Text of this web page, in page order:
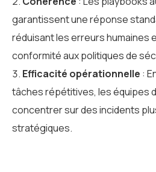
garantissent une réponse
réduisant les erreurs humaines
conformité aux politiques de
Efficacité opérationnelle :
tâches répétitives, les équipes
concentrer sur des incidents
stratégiques.